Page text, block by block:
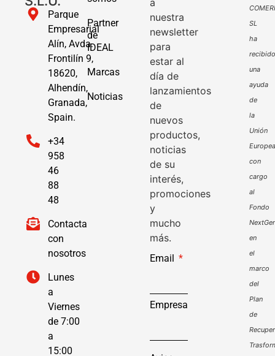
Parque
Empresarial
Alín, Avda.
Frontilín 9,
18620,
Alhendín,
Granada,
Spain.
+34
958
46
88
48
Contacta
con
nosotros
Lunes
a
Viernes
de 7:00
a
15:00
Partner
de
IDEAL
Marcas
Noticias
a
nuestra
newsletter
para
estar al
día de
lanzamientos
de
nuevos
productos,
noticias
de su
interés,
promociones
y
mucho
más.
Email
Empresa
SL
ha
recibido
una
ayuda
de
la
Unión
Europea
con
cargo
al
Fondo
en
el
marco
del
Plan
de